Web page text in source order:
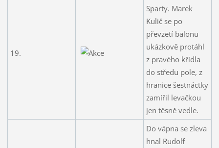
19.
Sparty. Marek
Kulič se po
převzetí balonu
ukázkově protáhl
z pravého křídla
do středu pole, z
hranice šestnáctky
zamířil levačkou
jen těsně vedle.
Do vápna se zleva
hnal Rudolf